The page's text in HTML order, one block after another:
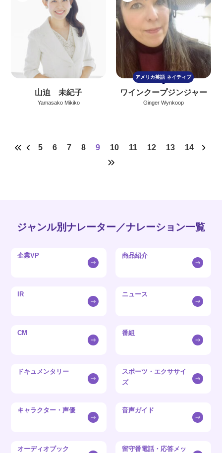
山迫 未紀子
Yamasako Mikiko
アメリカ英語ネイティブ
ワインクープジンジャー
Ginger Wynkoop
5 6 7 8 9 10 11 12 13 14
ジャンル別ナレーター／ナレーション一覧
企業VP 商品紹介
IR ニュース
CM 番組
ドキュメンタリー
スポーツ・エクササイ
ズ
キャラクター・声優 音声ガイド
オーディオブック
留守番電話・応答メッ